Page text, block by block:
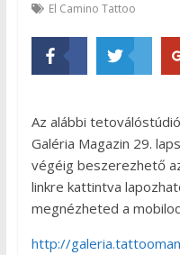
El Camino Tattoo
Az alábbi
Galéria Magazin 29.
végéig beszerezhető
linkre kattintva
megnézheted a
http://